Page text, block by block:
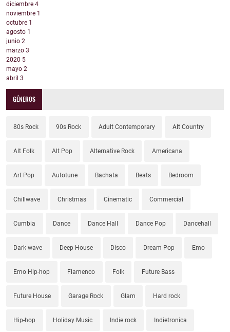
diciembre 4
noviembre 1
octubre 1
agosto 1
junio 2
marzo 3
2020 5
mayo 2
abril 3
GÉNEROS
80s Rock 90s Rock Adult Contemporary Alt Country
Alt Folk Alt Pop Alternative Rock Americana
Art Pop Autotune Bachata Beats Bedroom
Chillwave Christmas Cinematic Commercial
Cumbia Dance Dance Hall Dance Pop Dancehall
Dark wave Deep House Disco Dream Pop Emo
Emo Hip-hop Flamenco Folk Future Bass
Future House Garage Rock Glam Hard rock
Hip-hop Holiday Music Indie rock Indietronica